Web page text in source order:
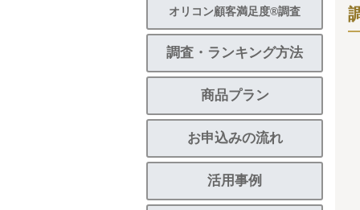
オリコン顧客満足度®調査
調査・ランキング方法
商品プラン
お申込みの流れ
活用事例